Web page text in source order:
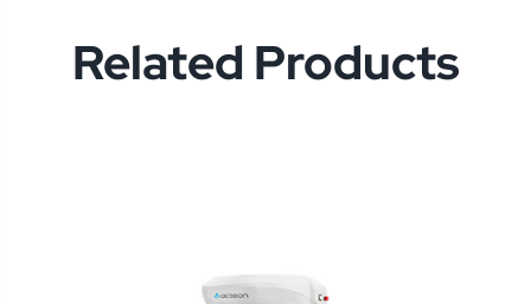
Related Products